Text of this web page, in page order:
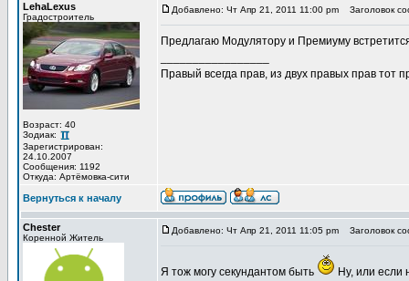
LehaLexus
Градостроитель
Возраст: 40
Зодиак:
Зарегистрирован:
24.10.2007
Сообщения: 1192
Откуда: Артёмовка-сити
Добавлено: Чт Апр 21, 2011 11:00 pm Заголовок
Предлагаю Модулятору и Премиуму
Правый всегда прав, из двух правых прав тот
Вернуться к началу
Chester
Коренной Житель
Добавлено: Чт Апр 21, 2011 11:05 pm Заголовок
Я тож могу секундантом быть
Ну, или если